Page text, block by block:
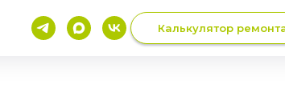
Калькулятор